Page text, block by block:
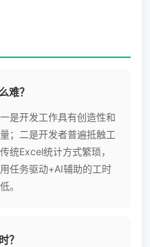
难？
是开发工作具有创造性和
；二是开发者普遍抵触工
统Excel统计方式繁琐，
任务驱动+AI辅助的工时
。
？